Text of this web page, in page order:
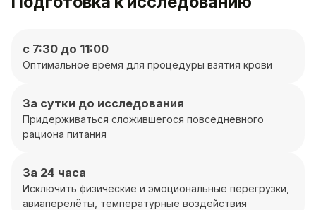
с 7:30 до 11:00
Оптимальное время для процедуры взятия крови
За сутки до исследования
Придерживаться сложившегося повседневного
рациона питания
За 24 часа
Исключить физические и эмоциональные перегрузки,
авиаперелёты, температурные воздействия